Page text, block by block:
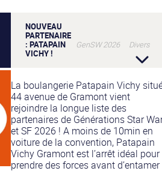
NOUVEAU
PARTENAIRE
: PATAPAIN
VICHY !
GenSW 2026 Divers
La boulangerie Patapain Vichy
44 avenue de Gramont vient
rejoindre la longue liste des
partenaires de Générations Star
et SF 2026 ! A moins de 10min en
voiture de la convention, Patapain
Vichy Gramont est l’arrêt idéal pour
prendre des forces avant d’entamer